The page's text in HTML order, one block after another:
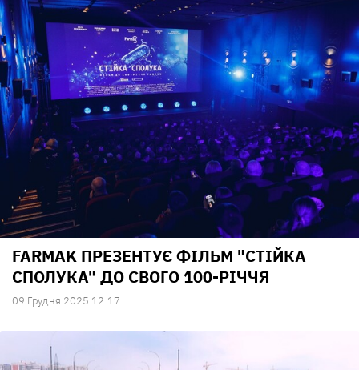
FARMAK ПРЕЗЕНТУЄ ФІЛЬМ "СТІЙКА
СПОЛУКА" ДО СВОГО 100-РІЧЧЯ
09 Грудня 2025 12:17